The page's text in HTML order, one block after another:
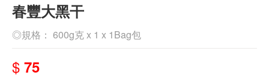
春豐大黑干
◎規格： 600g克 x 1 x 1Bag包
$ 75